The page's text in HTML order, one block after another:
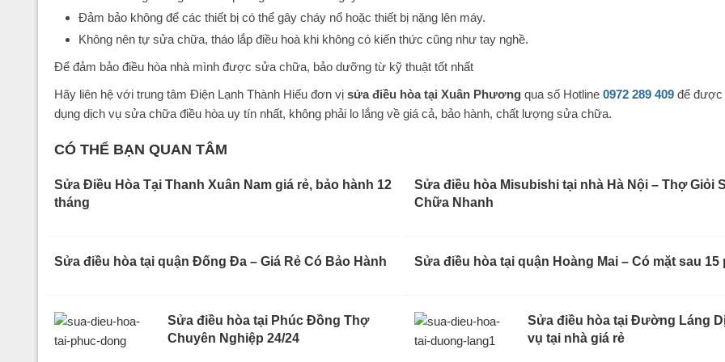
Đảm bảo không để các thiết bị có thể gây cháy nổ hoặc thiết bị nặng lên máy.
Không nên tự sửa chữa, tháo lắp điều hoà khi không có kiến thức cũng như tay nghề.
Để đảm bảo điều hòa nhà mình được sửa chữa, bảo dưỡng từ kỹ thuật tốt nhất
Hãy liên hệ với trung tâm Điện Lạnh Thành Hiếu đơn vị sửa điều hòa tại Xuân Phương qua số Hotline 0972 289 409 để
dụng dịch vụ sửa chữa điều hòa uy tín nhất, không phải lo lắng về giá cả, bảo hành, chất lượng sửa chữa.
CÓ THỂ BẠN QUAN TÂM
Sửa Điều Hòa Tại Thanh Xuân Nam giá rẻ, bảo hành 12
tháng
Sửa điều hòa Misubishi tại nhà Hà Nội – Thợ Giỏi
Chữa Nhanh
Sửa điều hòa tại quận Đống Đa – Giá Rẻ Có Bảo Hành Sửa điều hòa tại quận Hoàng Mai – Có mặt sau 15
Sửa điều hòa tại Phúc Đồng Thợ
Chuyên Nghiệp 24/24
Sửa điều hòa tại Đường Láng
vụ tại nhà giá rẻ